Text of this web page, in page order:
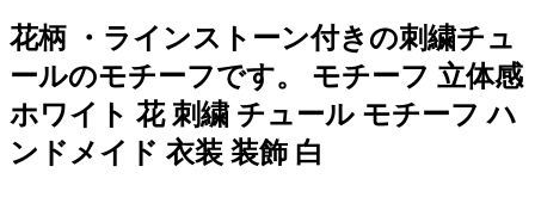
花柄 ・ラインストーン付きの刺繍チュ
ールのモチーフです。 モチーフ 立体感
ホワイト 花 刺繍 チュール モチーフ ハ
ンドメイド 衣装 装飾 白